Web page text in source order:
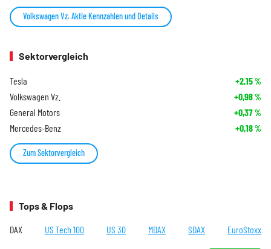
Volkswagen Vz. Aktie Kennzahlen und Details
Sektorvergleich
Tesla +2,15%
Volkswagen Vz. +0,98%
General Motors +0,37%
Mercedes-Benz +0,18%
Zum Sektorvergleich
Tops & Flops
DAX US Tech 100 US 30 MDAX SDAX EuroStoxx